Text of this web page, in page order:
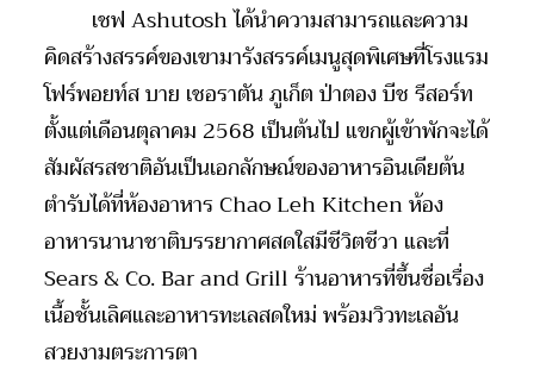
เชฟ Ashutosh ได้นำความสามารถและความ
คิดสร้างสรรค์ของเขามารังสรรค์เมนูสุดพิเศษที่โรงแรม
โฟร์พอยท์ส บาย เชอราตัน ภูเก็ต ป่าตอง บีช รีสอร์ท
ตั้งแต่เดือนตุลาคม 2568 เป็นต้นไป แขกผู้เข้าพักจะได้
สัมผัสรสชาติอันเป็นเอกลักษณ์ของอาหารอินเดียต้น
ตำรับได้ที่ห้องอาหารChao Leh Kitchenห้อง
อาหารนานาชาติบรรยากาศสดใสมีชีวิตชีวา และที่
Sears & Co. Bar and Grillร้านอาหารที่ขึ้นชื่อเรื่อง
เนื้อชั้นเลิศและอาหารทะเลสดใหม่ พร้อมวิวทะเลอัน
สวยงามตระการตา